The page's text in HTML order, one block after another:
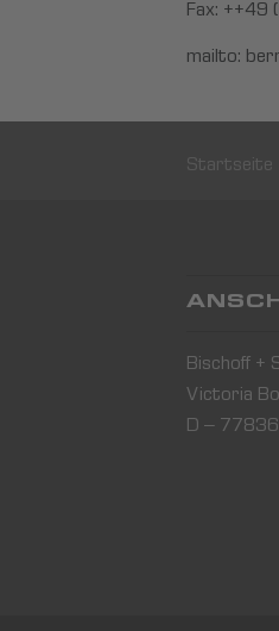
Fax:
mailto:
Startseite
Bischoff +
Victoria
D –